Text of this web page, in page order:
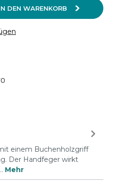
DEN WARENKORB
einem Buchenholzgriff
Der Handfeger wirkt
Mehr